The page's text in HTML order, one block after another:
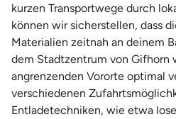
kurzen Transportwege durch
können wir sicherstellen, dass
Materialien zeitnah an deinem
dem Stadtzentrum von Gifhorn
angrenzenden Vororte optimal
verschiedenen
Entladetechniken, wie etwa